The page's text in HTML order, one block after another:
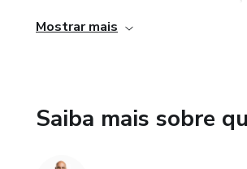
sobre o funcionamento da mente
inconsciente dos alunos. Ao
transformar sua mentalidade e
Mostrar mais
Saiba mais sobre